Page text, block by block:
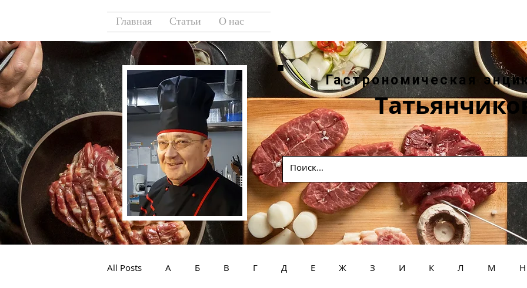
Главная Статьи О нас
Гастрономическая
All Posts А Б В Г Д Е Ж З И К Л М Н